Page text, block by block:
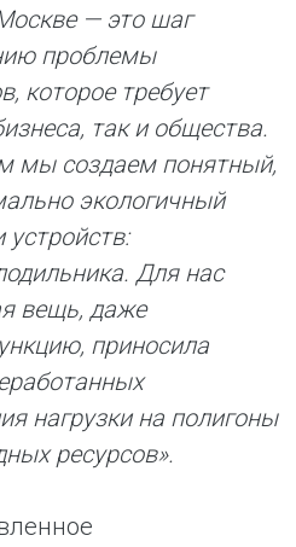
— это шаг
проблемы
которое требует
так и общества.
мы создаем понятный,
экологичный
устройств:
Для нас
вещь, даже
приносила
нагрузки на полигоны
ресурсов».